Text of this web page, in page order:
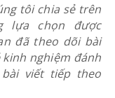
tôi chia sẻ trên
lựa chọn được
đã theo dõi bài
nghiệm đánh
viết tiếp theo